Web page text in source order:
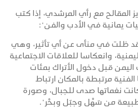
المقالح مع رأي المرشدي، إذا كتب
يمانية في الأدب والفن":
فقد ظلت في منأى عن أي تأثير، وهي
وانعكاسا للعلاقات الاجتماعية
قبل دخول الأتراك بمئات
مرتبطة بالمكان ارتباط
نغماتها صدى للجبال، وصورة
من سَهْل وجبَل وبحْر".